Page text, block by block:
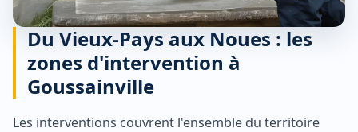
Du Vieux-Pays aux Noues : les
zones d'intervention à
Goussainville
Les interventions couvrent l'ensemble du territoire